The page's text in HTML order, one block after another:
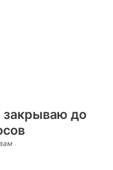
закрываю до